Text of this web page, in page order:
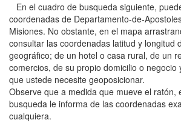
En el cuadro de busqueda siguiente,
coordenadas de Departamento-de-
Misiones. No obstante, en el mapa
consultar las coordenadas latitud y longitud
geográfico; de un hotel o casa rural, de un
comercios, de su propio domicilio o negocio
que ustede necesite geoposicionar.
Observe que a medida que mueve el ratón,
busqueda le informa de las coordenadas
cualquiera.